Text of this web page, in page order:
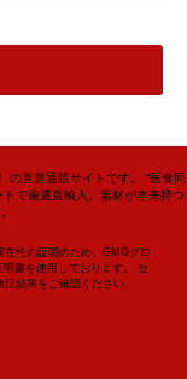
の直営通販サイトです。 “医食同
で厳選直輸入。素材が本来持つ
在性の証明のため、GMOグロ
書を使用しております。 セ
結果をご確認ください。